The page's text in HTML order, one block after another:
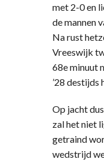
met 2-0 en
de mannen
Na rust
Vreeswijk
68e minuut
’28
Op jacht
zal het niet
getraind
wedstrijd